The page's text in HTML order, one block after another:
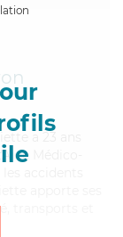
a 23 ans
Médico-
transports et